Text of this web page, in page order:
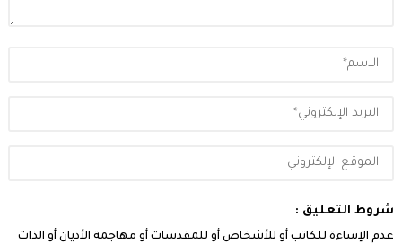
شروط التعليق :
عدم الإساءة للكاتب أو للأشخاص أو للمقدسات أو مهاجمة الأديان أو الذات